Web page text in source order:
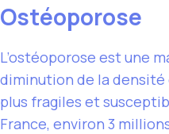
Ostéoporose
L’ostéoporose est une
diminution de la densité
plus fragiles et
France, environ 3